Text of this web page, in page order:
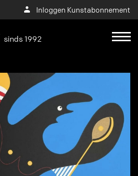
Inloggen Kunstabonnement
sinds 1992